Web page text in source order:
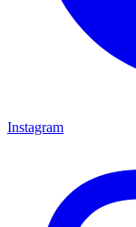
Instagram